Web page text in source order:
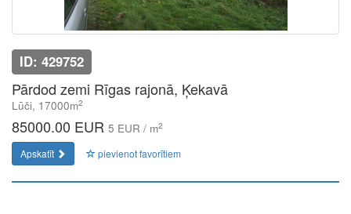
ID: 429752
Pārdod zemi Rīgas rajonā, Ķekavā
Lūči, 17000m2
85000.00 EUR 5 EUR / m2
Apskatīt pievienot favorītiem